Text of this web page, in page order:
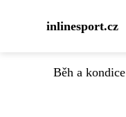
inlinesport.cz
Běh a kondice